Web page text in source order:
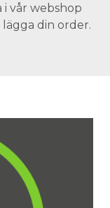
vår webshop
din order.